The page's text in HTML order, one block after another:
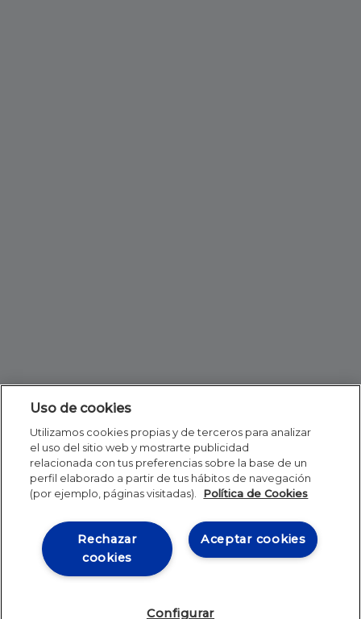
Uso de cookies
Utilizamos cookies propias y de terceros para analizar
el uso del sitio web y mostrarte publicidad
relacionada con tus preferencias sobre la base de un
perfil elaborado a partir de tus hábitos de navegación
(por ejemplo, páginas visitadas).
Política de Cookies
Aceptar cookies
Rechazar
cookies
Configurar